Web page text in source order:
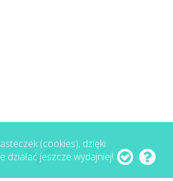
(cookies), dzięki
działać jeszcze wydajniej!